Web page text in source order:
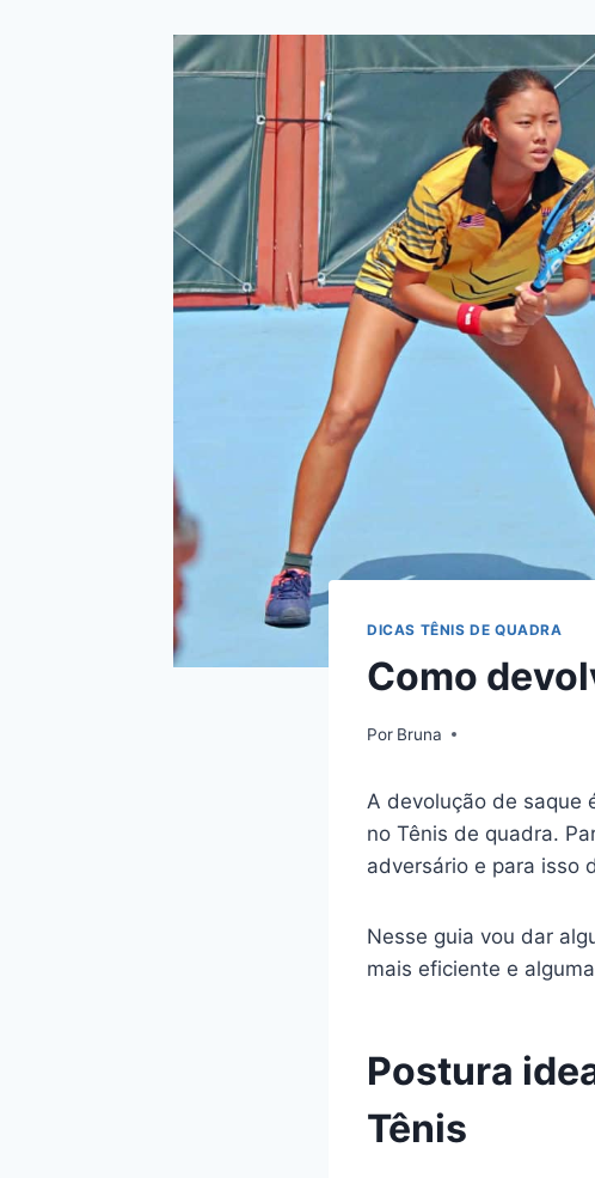
DICAS TÊNIS DE QUADRA
Como
Por Bruna
A devolução de saque
no Tênis de quadra.
adversário e para isso
Nesse guia vou dar
mais eficiente e
Postura
Tênis